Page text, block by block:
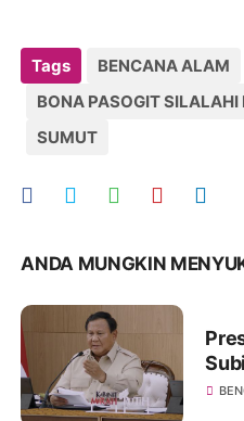
Tags
BENCANA ALAM
BONA PASOGIT
DAIRI
SUMUT
ANDA MUNGKIN